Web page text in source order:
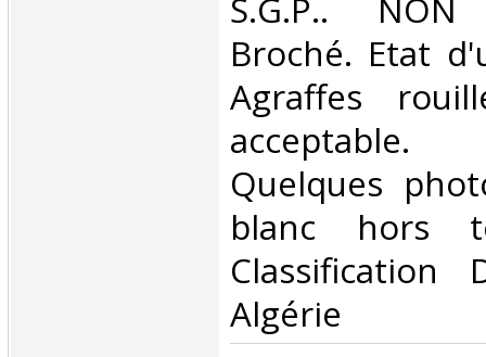
‎S.G.P..
Broché. Etat
Agraffes
Quelques
blanc
Classification
Algérie‎